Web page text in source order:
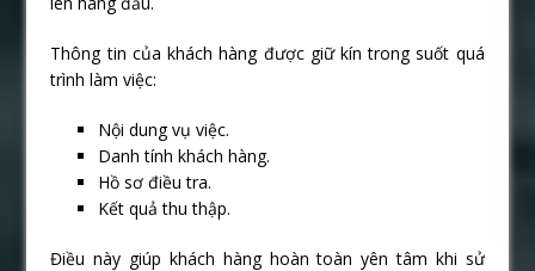
Thông tin của khách hàng được giữ kín trong suốt quá
trình làm việc:
Nội dung vụ việc.
Danh tính khách hàng.
Hồ sơ điều tra.
Kết quả thu thập.
Điều này giúp khách hàng hoàn toàn yên tâm khi sử